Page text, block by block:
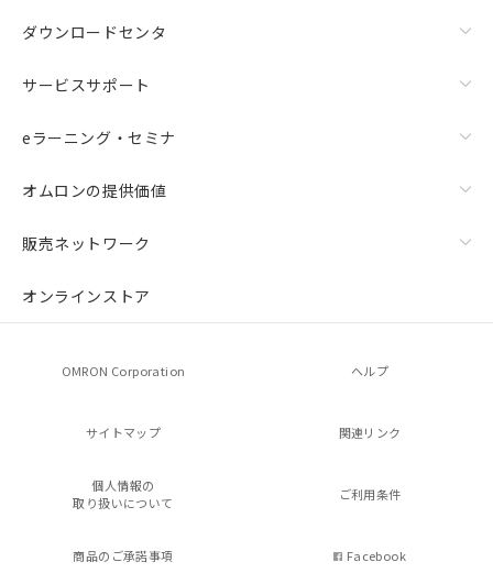
ダウンロードセンタ
サービスサポート
eラーニング・セミナ
オムロンの提供価値
販売ネットワーク
オンラインストア
OMRON Corporation ヘルプ
サイトマップ 関連リンク
個人情報の
取り扱いについて
ご利用条件
商品のご承諾事項 Facebook